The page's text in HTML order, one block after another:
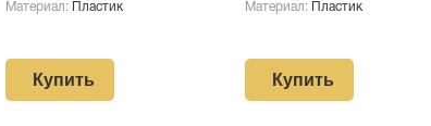
Материал:
Пластик
Купить
Материал:
Пластик
Купить